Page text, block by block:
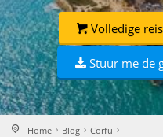
Volledige
Stuur me de
Home Blog
Corfu